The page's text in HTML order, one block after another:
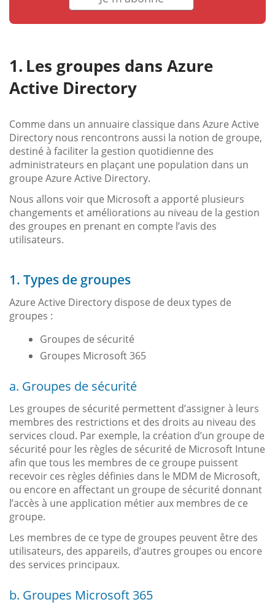
Les groupes dans Azure
Active Directory
Comme dans un annuaire classique dans Azure Active
Directory nous rencontrons aussi la notion de groupe,
destiné à faciliter la gestion quotidienne des
administrateurs en plaçant une population dans un
groupe Azure Active Directory.
Nous allons voir que Microsoft a apporté plusieurs
changements et améliorations au niveau de la gestion
des groupes en prenant en compte l’avis des
utilisateurs.
1. Types de groupes
Azure Active Directory dispose de deux types de
groupes :
Groupes de sécurité
Groupes Microsoft 365
a. Groupes de sécurité
Les groupes de sécurité permettent d’assigner à leurs
membres des restrictions et des droits au niveau des
services cloud. Par exemple, la création d’un groupe de
sécurité pour les règles de sécurité de Microsoft Intune
afin que tous les membres de ce groupe puissent
recevoir ces règles définies dans le MDM de Microsoft,
ou encore en affectant un groupe de sécurité donnant
l’accès à une application métier aux membres de ce
groupe.
Les membres de ce type de groupes peuvent être des
utilisateurs, des appareils, d’autres groupes ou encore
des services principaux.
b. Groupes Microsoft 365